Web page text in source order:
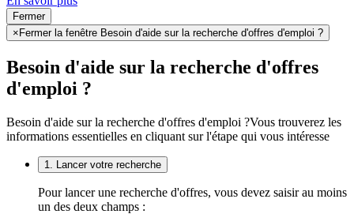
Fermer
× Fermer la fenêtre Besoin d'aide sur la recherche d'offres d'emploi ?
Besoin d'aide sur la recherche d'offres
d'emploi ?
Besoin d'aide sur la recherche d'offres d'emploi ?Vous trouverez les
informations essentielles en cliquant sur l'étape qui vous intéresse
1. Lancer votre recherche
Pour lancer une recherche d'offres, vous devez saisir au moins
un des deux champs :